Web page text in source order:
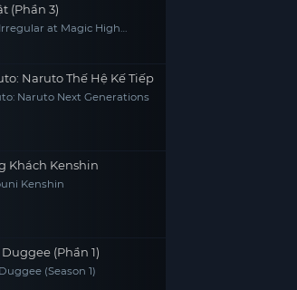
(Phần 3)
at Magic High
Naruto Thế Hệ Kế Tiếp
Naruto Next Generations
Khách Kenshin
Kenshin
(Phần 1)
(Season 1)